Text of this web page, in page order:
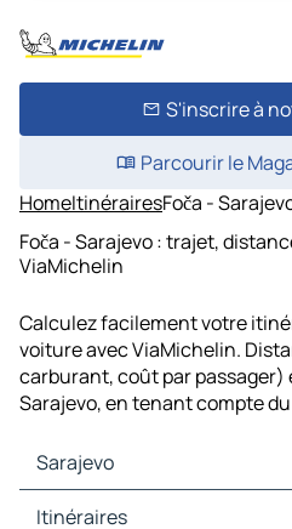
S'inscrire à
Parcourir le
HomeItinérairesFoča -
Foča - Sarajevo : trajet,
ViaMichelin
Calculez facilement votre
voiture avec ViaMichelin.
carburant, coût par passager)
Sarajevo, en tenant compte
Sarajevo
Sarajevo Cartes et plans
Itinéraires